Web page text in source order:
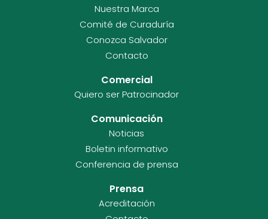
Nuestra Marca
Comité de Curaduría
Conozca Salvador
Contacto
Comercial
Quiero ser Patrocinador
Comunicación
Noticias
Boletin informativo
Conferencia de prensa
Prensa
Acreditación